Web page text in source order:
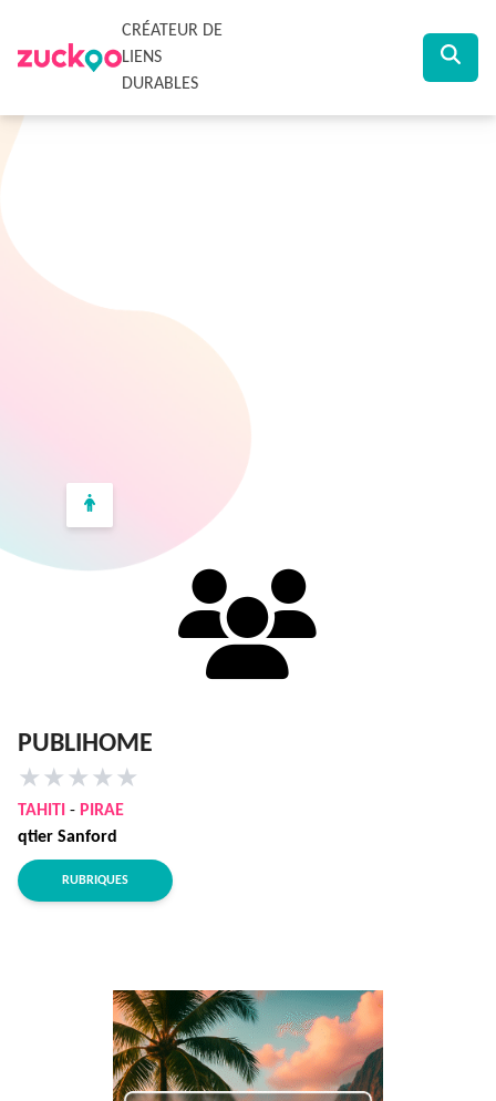
CRÉATEUR DE
LIENS
DURABLES
PUBLIHOME
★ ★ ★ ★ ★
TAHITI - PIRAE
qtier Sanford
RUBRIQUES